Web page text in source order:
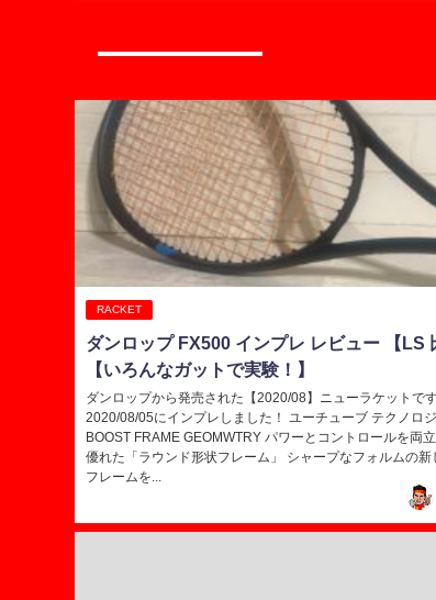
RACKET
ダンロップ FX500 インプレ レビュー 【LS
【いろんなガットで実験！】
ダンロップから発売された【2020/08】ニューラケットで
2020/08/05にインプレしました！ ユーチューブ テクノロ
BOOST FRAME GEOMWTRY パワーとコントロールを両
優れた「ラウンド形状フレーム」 シャープなフォルムの新
フレームを...